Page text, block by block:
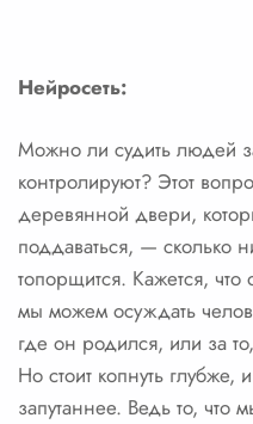
Нейросеть:
Можно ли судить людей
контролируют? Этот
деревянной двери,
поддаваться, — сколько
топорщится. Кажется, что
мы можем осуждать
где он родился, или за
Но стоит копнуть
запутаннее. Ведь то,